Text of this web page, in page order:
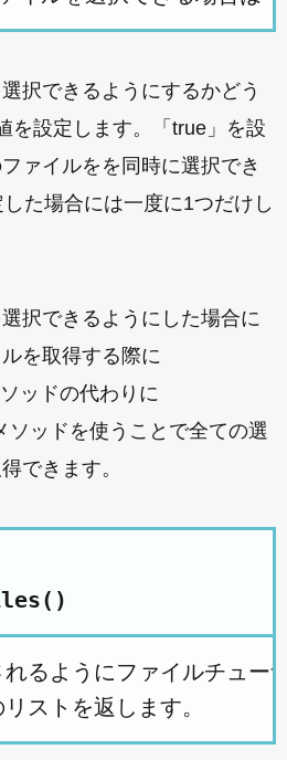
択できるようにするかどう
を設定します。「true」を設
ァイルをを同時に選択でき
た場合には一度に1つだけし
択できるようにした場合に
を取得する際に
ッドの代わりに
ソッドを使うことで全ての選
できます。
るようにファイルチュー